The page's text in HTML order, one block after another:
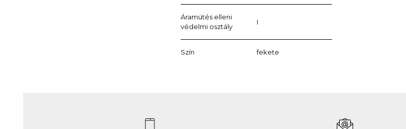
Áramütés elleni
védelmi osztály
I
Szín fekete